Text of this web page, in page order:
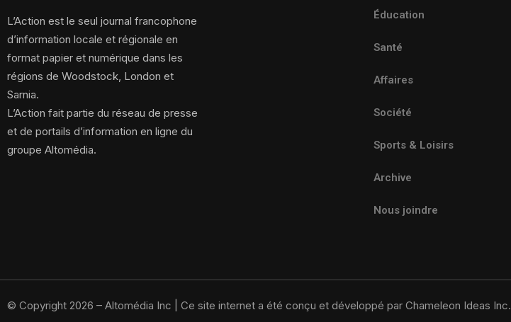
L’Action est le seul journal francophone
d’information locale et régionale en
format papier et numérique dans les
régions de Woodstock, London et
Sarnia.
L’Action fait partie du réseau de presse
et de portails d’information en ligne du
groupe Altomédia.
Éducation
Santé
Affaires
Société
Sports & Loisirs
Archive
Nous joindre
© Copyright 2026 – Altomédia Inc | Ce site internet a été conçu et développé par Chameleon Ideas Inc.